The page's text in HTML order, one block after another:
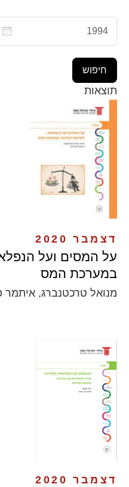
תוצאות
דצמבר 2020
על המסים ועל
במערכת המס
מנואל טרכטנברג, איתמר
דצמבר 2020